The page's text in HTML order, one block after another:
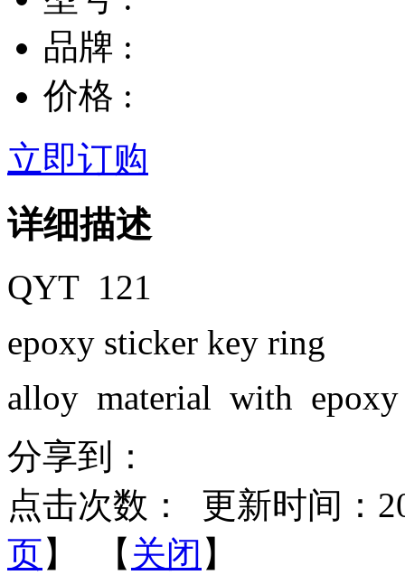
品牌 :
价格 :
立即订购
详细描述
QYT 121
epoxy sticker key ring
alloy material with
分享到：
点击次数：
更新时间：
页】 【 关闭 】